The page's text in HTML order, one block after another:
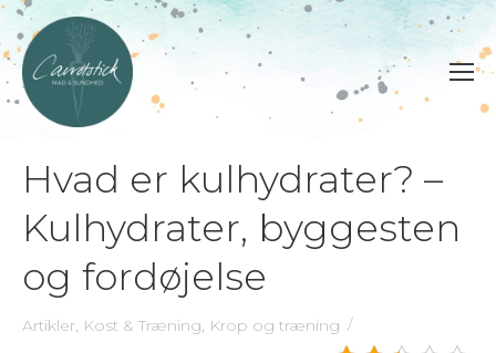
Hvad er kulhydrater? –
Kulhydrater, byggesten
og fordøjelse
Artikler, Kost & Træning, Krop og træning